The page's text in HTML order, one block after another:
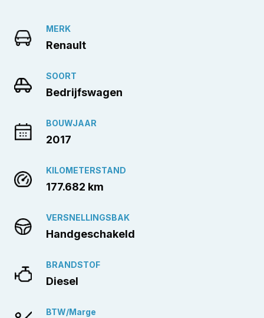
MERK
Renault
SOORT
Bedrijfswagen
BOUWJAAR
2017
KILOMETERSTAND
177.682 km
VERSNELLINGSBAK
Handgeschakeld
BRANDSTOF
Diesel
BTW/Marge